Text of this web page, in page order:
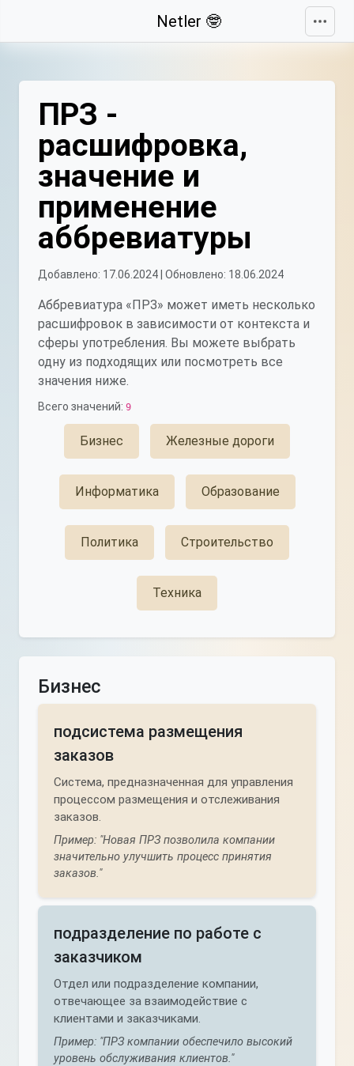
Netler 🤓
ПРЗ -
расшифровка,
значение и
применение
аббревиатуры
Добавлено: 17.06.2024 | Обновлено: 18.06.2024
Аббревиатура «ПРЗ» может иметь несколько
расшифровок в зависимости от контекста и
сферы употребления. Вы можете выбрать
одну из подходящих или посмотреть все
значения ниже.
Всего значений: 9
Бизнес Железные дороги
Информатика Образование
Политика Строительство
Техника
Бизнес
подсистема размещения
заказов
Система, предназначенная для управления
процессом размещения и отслеживания
заказов.
Пример: "Новая ПРЗ позволила компании
значительно улучшить процесс принятия
заказов."
подразделение по работе с
заказчиком
Отдел или подразделение компании,
отвечающее за взаимодействие с
клиентами и заказчиками.
Пример: "ПРЗ компании обеспечило высокий
уровень обслуживания клиентов."